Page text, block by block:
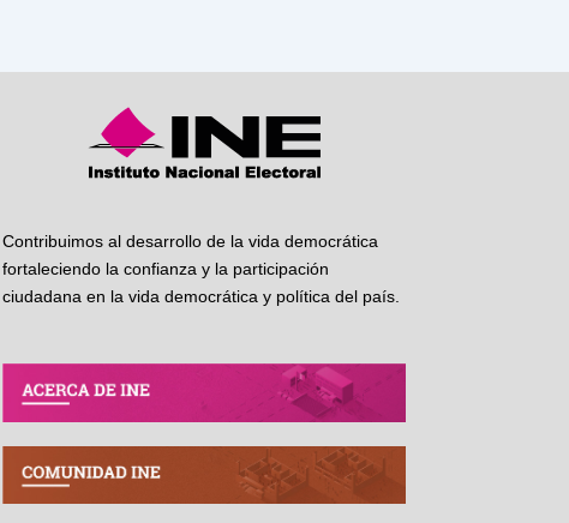
Contribuimos al desarrollo de la vida democrática
fortaleciendo la confianza y la participación
ciudadana en la vida democrática y política del país.